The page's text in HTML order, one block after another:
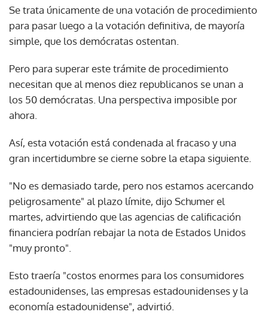
Se trata únicamente de una votación de procedimiento
para pasar luego a la votación definitiva, de mayoría
simple, que los demócratas ostentan.
Pero para superar este trámite de procedimiento
necesitan que al menos diez republicanos se unan a
los 50 demócratas. Una perspectiva imposible por
ahora.
Así, esta votación está condenada al fracaso y una
gran incertidumbre se cierne sobre la etapa siguiente.
"No es demasiado tarde, pero nos estamos acercando
peligrosamente" al plazo límite, dijo Schumer el
martes, advirtiendo que las agencias de calificación
financiera podrían rebajar la nota de Estados Unidos
"muy pronto".
Esto traería "costos enormes para los consumidores
estadounidenses, las empresas estadounidenses y la
economía estadounidense", advirtió.